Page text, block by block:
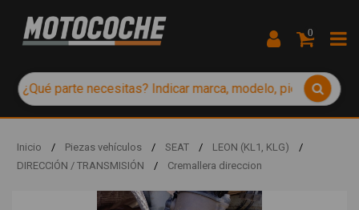
0
Inicio / Piezas vehículos / SEAT / LEON (KL1, KLG)
/
DIRECCIÓN / TRANSMISIÓN
/ Cremallera direccion